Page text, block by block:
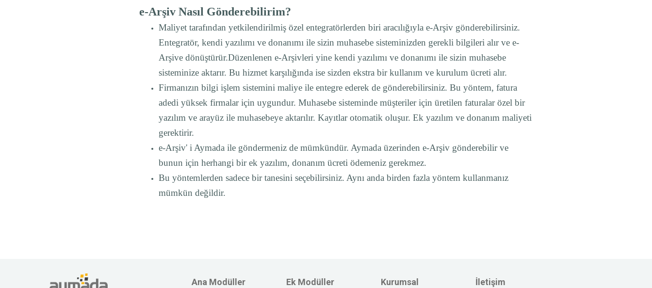
e-Arşiv Nasıl Gönderebilirim?
Maliyet tarafından yetkilendirilmiş özel entegratörlerden biri aracılığıyla e-Arşiv gönderebilirsiniz.
Entegratör, kendi yazılımı ve donanımı ile sizin muhasebe sisteminizden gerekli bilgileri alır ve e-
Arşive dönüştürür.Düzenlenen e-Arşivleri yine kendi yazılımı ve donanımı ile sizin muhasebe
sisteminize aktarır. Bu hizmet karşılığında ise sizden ekstra bir kullanım ve kurulum ücreti alır.
Firmanızın bilgi işlem sistemini maliye ile entegre ederek de gönderebilirsiniz. Bu yöntem, fatura
adedi yüksek firmalar için uygundur. Muhasebe sisteminde müşteriler için üretilen faturalar özel bir
yazılım ve arayüz ile muhasebeye aktarılır. Kayıtlar otomatik oluşur. Ek yazılım ve donanım maliyeti
gerektirir.
e-Arşiv' i Aymada ile göndermeniz de mümkündür. Aymada üzerinden e-Arşiv gönderebilir ve
bunun için herhangi bir ek yazılım, donanım ücreti ödemeniz gerekmez.
Bu yöntemlerden sadece bir tanesini seçebilirsiniz. Aynı anda birden fazla yöntem kullanmanız
mümkün değildir.
Ana Modüller Ek Modüller Kurumsal İletişim